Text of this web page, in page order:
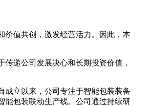
价值共创，激发经营活力。因此，本
递公司发展决心和长期投资价值，
成立以来，公司专注于智能包装装备
能包装联动生产线。公司通过持续研